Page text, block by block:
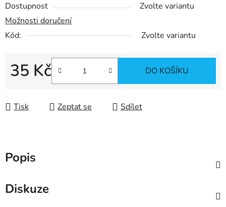
Dostupnost
Zvolte variantu
Možnosti doručení
Kód:
Zvolte variantu
35 Kč
Měrná cena:
DO KOŠÍKU
Tisk Zeptat se Sdílet
Popis
Diskuze